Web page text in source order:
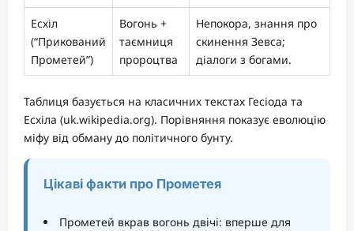
Есхіл
(“Прикований
Прометей”)
Вогонь +
таємниця
пророцтва
Непокора, знання про
скинення Зевса;
діалоги з богами.
Таблиця базується на класичних текстах Гесіода та
Есхіла (uk.wikipedia.org). Порівняння показує еволюцію
міфу від обману до політичного бунту.
Цікаві факти про Прометея
Прометей вкрав вогонь двічі: вперше для